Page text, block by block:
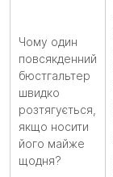
Чому один
повсякденний
бюстгальтер
швидко
розтягується,
якщо носити
його майже
щодня?